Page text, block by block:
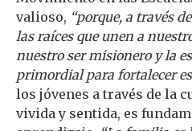
valioso, “porque, a través
las raíces que unen a
nuestro ser misionero y la
primordial para fortalecer
los jóvenes a través de la
vivida y sentida, es